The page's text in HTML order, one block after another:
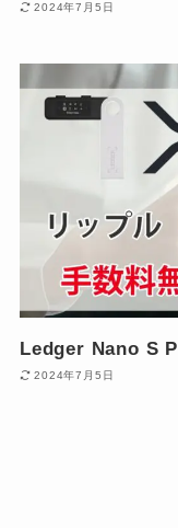
2024年7月5日
Ledger Nano S
2024年7月5日